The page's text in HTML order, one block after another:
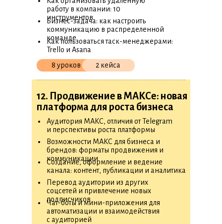
работу в компании: 10
инструментов
Бизнес-задача: как настроить
коммуникацию в распределенной
команде
•
Как пользоваться таск-менеджерами:
Trello и Asana
•
8 уроков 2 кейса
12. Продвижение в МАКСе: новая
платформа для роста бизнеса
Аудитория МАКС, отличия от Telegram
и перспективы роста платформы
•
Возможности МАКС для бизнеса и
брендов: форматы продвижения и
коммуникации
•
Создание, оформление и ведение
канала: контент, публикации и аналитика
•
Перевод аудитории из других
соцсетей и привлечение новых
подписчиков
•
Чат-боты и мини-приложения для
автоматизации и взаимодействия
с аудиторией
•